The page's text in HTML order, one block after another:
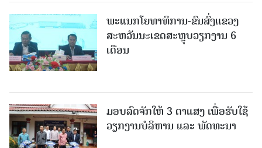
ພະແນກໂຍທາທິການ-ຂົນສົ່ງແຂວງ
ສະຫວັນນະເຂດສະຫຼຸບວຽກງານ 6
ເດືອນ
ມອບລົດຈັກໃຫ້ 3 ຕາແສງ ເພື່ອຮັບໃຊ້
ວຽກງານບໍລິຫານ ແລະ ພັດທະນາ